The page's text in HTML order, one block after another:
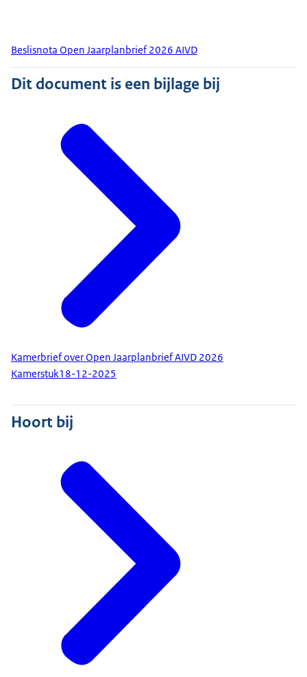
Beslisnota Open Jaarplanbrief 2026 AIVD
Dit document is een bijlage bij
Kamerbrief over Open Jaarplanbrief AIVD 2026
Kamerstuk18-12-2025
Hoort bij